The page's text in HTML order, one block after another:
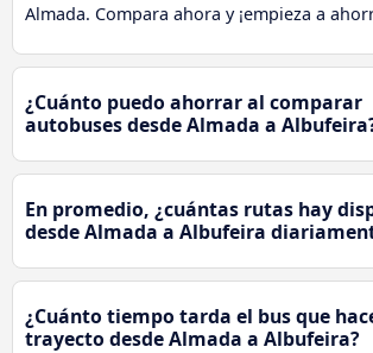
Almada. Compara ahora y ¡empieza a
¿Cuánto puedo ahorrar al comparar
autobuses desde Almada a
En promedio, ¿cuántas rutas hay
desde Almada a Albufeira
¿Cuánto tiempo tarda el bus que
trayecto desde Almada a Albufeira?